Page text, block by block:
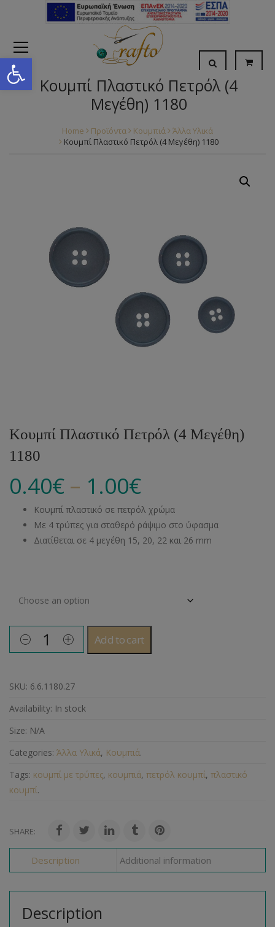
Open toolbar
Κουμπί Πλαστικό Πετρόλ (4
Μεγέθη) 1180
Home Προϊόντα Κουμπιά
Άλλα Υλικά
Κουμπί Πλαστικό Πετρόλ (4 Μεγέθη) 1180
Κουμπί Πλαστικό Πετρόλ (4 Μεγέθη)
1180
0.40€ – 1.00€
Κουμπί πλαστικό σε πετρόλ χρώμα
Με 4 τρύπες για σταθερό ράψιμο στο ύφασμα
Διατίθεται σε 4 μεγέθη 15, 20, 22 και 26 mm
Add to cart
SKU: 6.6.1180.27
Availability: In stock
Size: N/A
Categories: Άλλα Υλικά, Κουμπιά.
Tags: κουμπί με τρύπες, κουμπιά, πετρόλ κουμπί, πλαστικό
κουμπί.
SHARE:
Description Additional information
Description